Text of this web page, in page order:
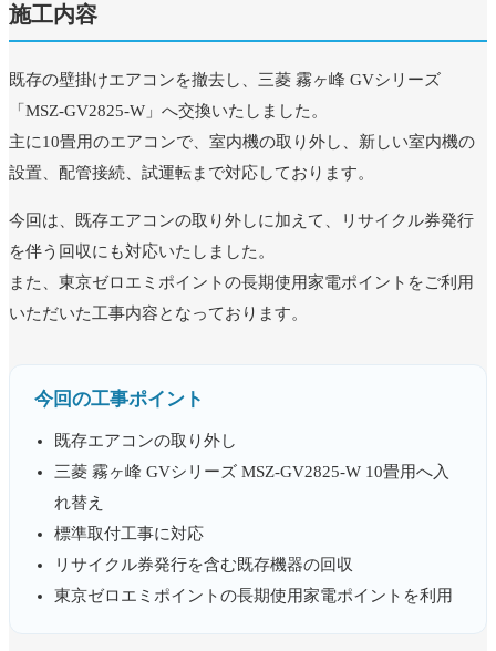
施工内容
既存の壁掛けエアコンを撤去し、三菱 霧ヶ峰 GVシリーズ
「MSZ-GV2825-W」へ交換いたしました。
主に10畳用のエアコンで、室内機の取り外し、新しい室内機の
設置、配管接続、試運転まで対応しております。
今回は、既存エアコンの取り外しに加えて、リサイクル券発行
を伴う回収にも対応いたしました。
また、東京ゼロエミポイントの長期使用家電ポイントをご利用
いただいた工事内容となっております。
今回の工事ポイント
既存エアコンの取り外し
三菱 霧ヶ峰 GVシリーズ MSZ-GV2825-W 10畳用へ入
れ替え
標準取付工事に対応
リサイクル券発行を含む既存機器の回収
東京ゼロエミポイントの長期使用家電ポイントを利用
パスワード
パスワードをお忘れですか ?